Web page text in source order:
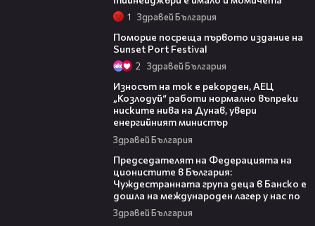
1 Здравей България
Поморие посреща първото издание на
Sunset Port Festival
2 Здравей България
Износът на ток е рекорден, АЕЦ
„Козлодуй“ работи нормално въпреки
ниските нива на Дунав, увери
енергийният министър
Здравей България
Председателят на Федерацията на
ционистите в България:
Чуждестранната група деца в Банско е
дошла на международен лагер у нас по
Здравей България